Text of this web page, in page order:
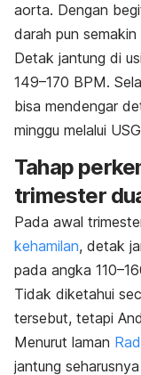
aorta. Dengan
darah pun
Detak jantung di
149–170 BPM.
bisa mendengar
minggu melalui USG
Tahap
trimester
Pada awal
kehamilan, detak
pada angka
Tidak diketahui
tersebut, tetapi
Menurut laman
jantung